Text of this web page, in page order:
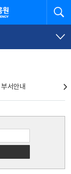
부서안내